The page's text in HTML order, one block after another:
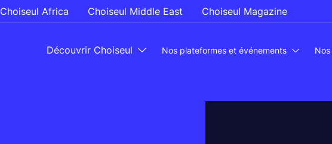
Choiseul Africa Choiseul Middle East Choiseul Magazine
Découvrir Choiseul Nos plateformes et événements